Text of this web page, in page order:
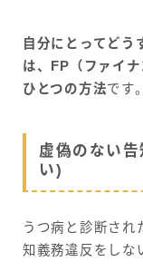
自分にとってどう
は、FP（ファイ
ひとつの方法です。
虚偽のない
い)
うつ病と診断され
知義務違反をしな